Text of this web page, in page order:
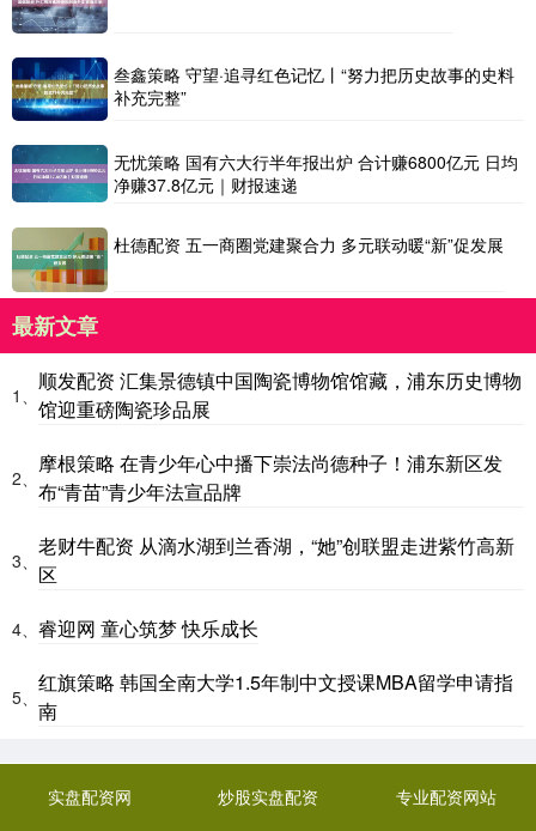
叁鑫策略 守望·追寻红色记忆丨“努力把历史故事的史料
补充完整”
无忧策略 国有六大行半年报出炉 合计赚6800亿元 日均
净赚37.8亿元｜财报速递
杜德配资 五一商圈党建聚合力 多元联动暖“新”促发展
最新文章
1、
顺发配资 汇集景德镇中国陶瓷博物馆馆藏，浦东历史博物
馆迎重磅陶瓷珍品展
2、
摩根策略 在青少年心中播下崇法尚德种子！浦东新区发
布“青苗”青少年法宣品牌
3、
老财牛配资 从滴水湖到兰香湖，“她”创联盟走进紫竹高新
区
4、 睿迎网 童心筑梦 快乐成长
5、
红旗策略 韩国全南大学1.5年制中文授课MBA留学申请指
南
实盘配资网 炒股实盘配资 专业配资网站